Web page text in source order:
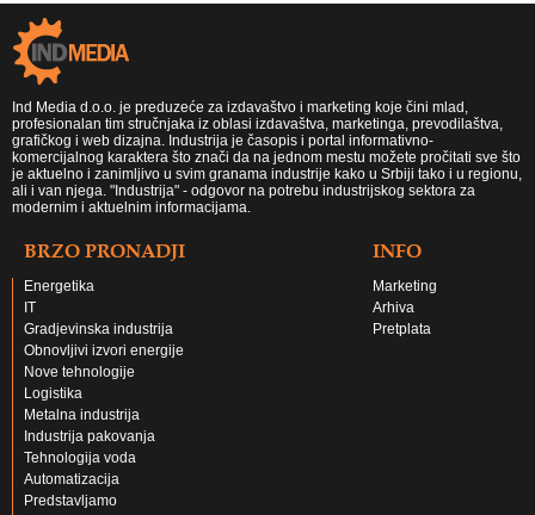
Ind Media d.o.o. je preduzeće za izdavaštvo i marketing koje čini mlad,
profesionalan tim stručnjaka iz oblasi izdavaštva, marketinga, prevodilaštva,
grafičkog i web dizajna. Industrija je časopis i portal informativno-
komercijalnog karaktera što znači da na jednom mestu možete pročitati sve što
je aktuelno i zanimljivo u svim granama industrije kako u Srbiji tako i u regionu,
ali i van njega. "Industrija" - odgovor na potrebu industrijskog sektora za
modernim i aktuelnim informacijama.
BRZO PRONADJI
Energetika
IT
Gradjevinska industrija
Obnovljivi izvori energije
Nove tehnologije
Logistika
Metalna industrija
Industrija pakovanja
Tehnologija voda
Automatizacija
Predstavljamo
INFO
Marketing
Arhiva
Pretplata